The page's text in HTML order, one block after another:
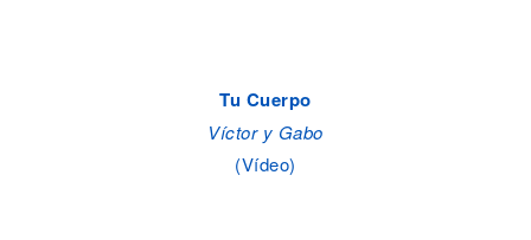
Tu Cuerpo
Víctor y Gabo
(Vídeo)